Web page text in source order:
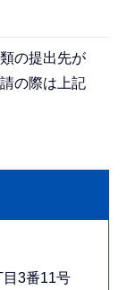
の提出先が
の際は上記
3番11号